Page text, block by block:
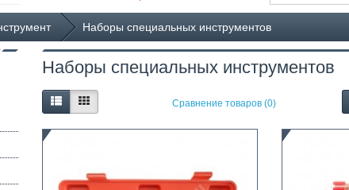
Наборы специальных инструментов
Наборы специальных инструментов
Сравнение товаров (0)